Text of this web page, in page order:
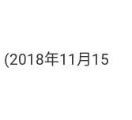
(2018年11月15